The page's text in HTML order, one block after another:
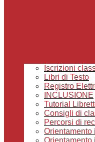
Iscrizioni
Libri di Testo
Registro
INCLUSIONE
Tutorial
Consigli di
Percorsi di
Orientamento